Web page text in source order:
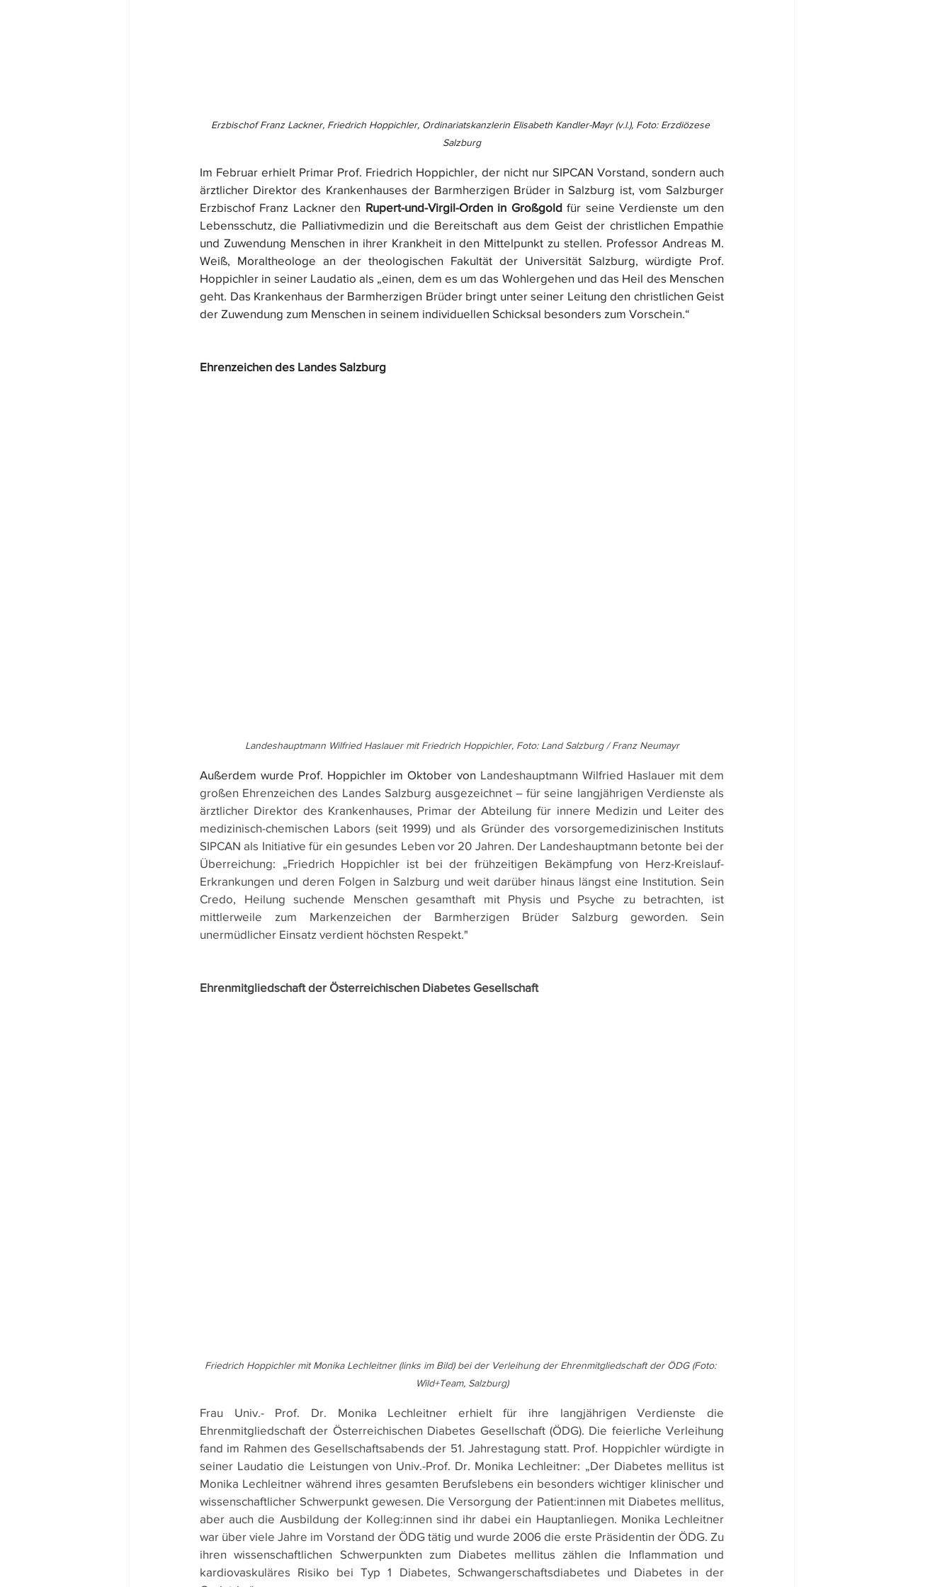
Erzbischof Franz Lackner, Friedrich Hoppichler, Ordinariatskanzlerin Elisabeth Kandler-Mayr (v.l.), Foto: Erzdiözese
Salzburg
Im Februar erhielt Primar Prof. Friedrich Hoppichler, der nicht nur SIPCAN Vorstand, sondern auch
ärztlicher Direktor des Krankenhauses der Barmherzigen Brüder in Salzburg ist, vom Salzburger
Erzbischof Franz Lackner den Rupert-und-Virgil-Orden in Großgold für seine Verdienste um den
Lebensschutz, die Palliativmedizin und die Bereitschaft aus dem Geist der christlichen Empathie
und Zuwendung Menschen in ihrer Krankheit in den Mittelpunkt zu stellen. Professor Andreas M.
Weiß, Moraltheologe an der theologischen Fakultät der Universität Salzburg, würdigte Prof.
Hoppichler in seiner Laudatio als „einen, dem es um das Wohlergehen und das Heil des Menschen
geht. Das Krankenhaus der Barmherzigen Brüder bringt unter seiner Leitung den christlichen Geist
der Zuwendung zum Menschen in seinem individuellen Schicksal besonders zum Vorschein.“
Ehrenzeichen des Landes Salzburg
Landeshauptmann Wilfried Haslauer mit Friedrich Hoppichler, Foto: Land Salzburg / Franz Neumayr
Außerdem wurde Prof. Hoppichler im Oktober von Landeshauptmann Wilfried Haslauer mit dem
großen Ehrenzeichen des Landes Salzburg ausgezeichnet – für seine langjährigen Verdienste als
ärztlicher Direktor des Krankenhauses, Primar der Abteilung für innere Medizin und Leiter des
medizinisch-chemischen Labors (seit 1999) und als Gründer des vorsorgemedizinischen Instituts
SIPCAN als Initiative für ein gesundes Leben vor 20 Jahren. Der Landeshauptmann betonte bei der
Überreichung: „Friedrich Hoppichler ist bei der frühzeitigen Bekämpfung von Herz-Kreislauf-
Erkrankungen und deren Folgen in Salzburg und weit darüber hinaus längst eine Institution. Sein
Credo, Heilung suchende Menschen gesamthaft mit Physis und Psyche zu betrachten, ist
mittlerweile zum Markenzeichen der Barmherzigen Brüder Salzburg geworden. Sein
unermüdlicher Einsatz verdient höchsten Respekt."
Ehrenmitgliedschaft der Österreichischen Diabetes Gesellschaft
Friedrich Hoppichler mit Monika Lechleitner (links im Bild) bei der Verleihung der Ehrenmitgliedschaft der ÖDG (Foto:
Wild+Team, Salzburg)
Frau Univ.- Prof. Dr. Monika Lechleitner erhielt für ihre langjährigen Verdienste die
Ehrenmitgliedschaft der Österreichischen Diabetes Gesellschaft (ÖDG). Die feierliche Verleihung
fand im Rahmen des Gesellschaftsabends der 51. Jahrestagung statt. Prof. Hoppichler würdigte in
seiner Laudatio die Leistungen von Univ.-Prof. Dr. Monika Lechleitner: „Der Diabetes mellitus ist
Monika Lechleitner während ihres gesamten Berufslebens ein besonders wichtiger klinischer und
wissenschaftlicher Schwerpunkt gewesen. Die Versorgung der Patient:innen mit Diabetes mellitus,
aber auch die Ausbildung der Kolleg:innen sind ihr dabei ein Hauptanliegen. Monika Lechleitner
war über viele Jahre im Vorstand der ÖDG tätig und wurde 2006 die erste Präsidentin der ÖDG. Zu
ihren wissenschaftlichen Schwerpunkten zum Diabetes mellitus zählen die Inflammation und
kardiovaskuläres Risiko bei Typ 1 Diabetes, Schwangerschaftsdiabetes und Diabetes in der